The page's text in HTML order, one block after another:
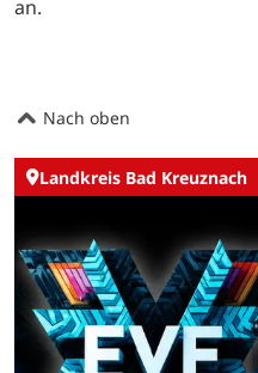
an.
Nach oben
Landkreis Bad Kreuznach